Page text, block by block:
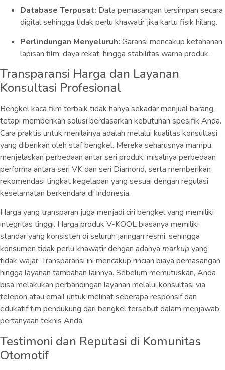
Database Terpusat: Data pemasangan tersimpan secara
digital sehingga tidak perlu khawatir jika kartu fisik hilang.
Perlindungan Menyeluruh: Garansi mencakup ketahanan
lapisan film, daya rekat, hingga stabilitas warna produk.
Transparansi Harga dan Layanan
Konsultasi Profesional
Bengkel kaca film terbaik tidak hanya sekadar menjual barang,
tetapi memberikan solusi berdasarkan kebutuhan spesifik Anda.
Cara praktis untuk menilainya adalah melalui kualitas konsultasi
yang diberikan oleh staf bengkel. Mereka seharusnya mampu
menjelaskan perbedaan antar seri produk, misalnya perbedaan
performa antara seri VK dan seri Diamond, serta memberikan
rekomendasi tingkat kegelapan yang sesuai dengan regulasi
keselamatan berkendara di Indonesia.
Harga yang transparan juga menjadi ciri bengkel yang memiliki
integritas tinggi. Harga produk V-KOOL biasanya memiliki
standar yang konsisten di seluruh jaringan resmi, sehingga
konsumen tidak perlu khawatir dengan adanya markupyang
tidak wajar. Transparansi ini mencakup rincian biaya pemasangan
hingga layanan tambahan lainnya. Sebelum memutuskan, Anda
bisa melakukan perbandingan layanan melalui konsultasi via
telepon atau email untuk melihat seberapa responsif dan
edukatif tim pendukung dari bengkel tersebut dalam menjawab
pertanyaan teknis Anda.
Testimoni dan Reputasi di Komunitas
Otomotif